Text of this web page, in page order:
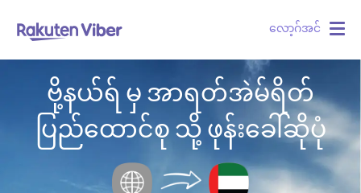
လော့ဂ်အင်
ဗို့နယ်ရ် မှ အာရတ်အဲမ်ရိတ်
ပြည်ထောင်စု သို့ ဖုန်းခေါ်ဆိုပုံ